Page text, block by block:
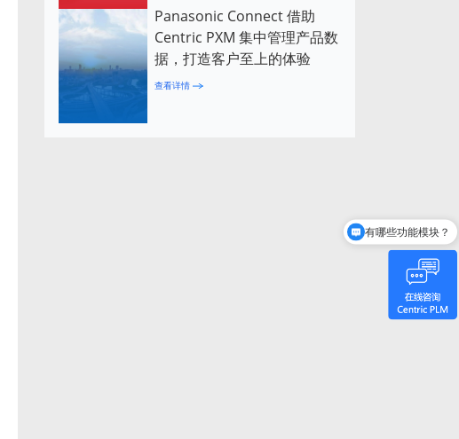
Panasonic Connect 借助
Centric PXM 集中管理产品数
据，打造客户至上的体验
查看详情
有哪些功能模块？